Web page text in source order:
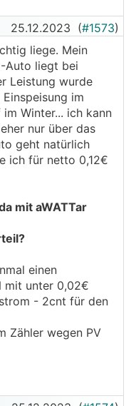
25.12.2023 (#1573)
liege. Mein
Auto liegt bei
Leistung wurde
im
Winter... ich kann
nur über das
geht natürlich
ich für netto 0,12€
mit aWATTar
einen
mit unter 0,02€
- 2cnt für den
Zähler wegen PV